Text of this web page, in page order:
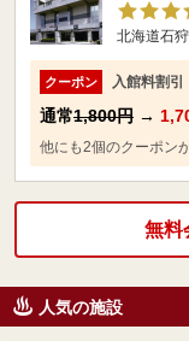
北海道石
クーポン 入館料割引
通常1,800円 →
他にも2個のクーポン
無料
人気の施設